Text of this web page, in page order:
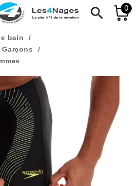
search 0
bain